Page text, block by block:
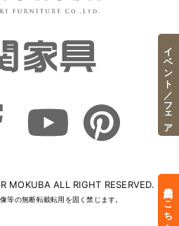
ALL RIGHT RESERVED.
等の無断転載転用を固く禁じます。 来店予約はこちら
イベント／フェア